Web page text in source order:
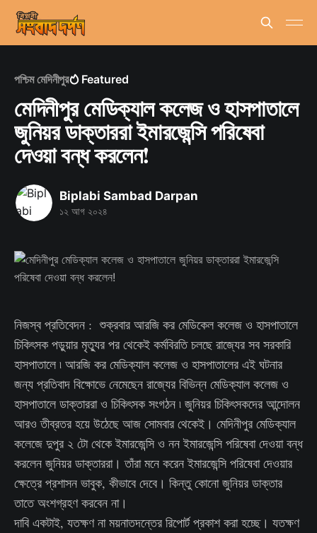
পশ্চিম মেদিনীপুর Featured
মেদিনীপুর মেডিক্যাল কলেজ ও হাসপাতালে
জুনিয়র ডাক্তাররা ইমারজেন্সি পরিষেবা
দেওয়া বন্ধ করলেন!
Biplabi Sambad Darpan
১২ আগ ২০২৪
নিজস্ব প্রতিবেদন : শুক্রবার আরজি কর মেডিকেল কলেজ ও হাসপাতালে
চিকিৎসক পড়ুয়ার মৃত্যুর পর থেকেই কর্মবিরতি চলছে রাজ্যের সব সরকারি
হাসপাতালে ৷ আরজি কর মেডিক্যাল কলেজ ও হাসপাতালের এই ঘটনার
জন্য প্রতিবাদ বিক্ষোভে নেমেছেন রাজ্যের বিভিন্ন মেডিক্যাল কলেজ ও
হাসপাতালে ডাক্তাররা ও চিকিৎসক সংগঠন ৷ জুনিয়র চিকিৎসকদের আন্দোলন
আরও তীব্রতর হয়ে উঠেছে আজ সোমবার থেকেই। মেদিনীপুর মেডিক্যাল
কলেজে দুপুর ২ টো থেকে ইমারজেন্সি ও নন ইমারজেন্সি পরিষেবা দেওয়া বন্ধ
করলেন জুনিয়র ডাক্তাররা। তাঁরা মনে করেন ইমারজেন্সি পরিষেবা দেওয়ার
ক্ষেত্রে প্রশাসন ভাবুক, কীভাবে দেবে। কিন্তু কোনো জুনিয়র ডাক্তার
তাতে অংশগ্রহণ করবেন না।
দাবি একটাই, যতক্ষণ না ময়নাতদন্তের রিপোর্ট প্রকাশ করা হচ্ছে। যতক্ষণ